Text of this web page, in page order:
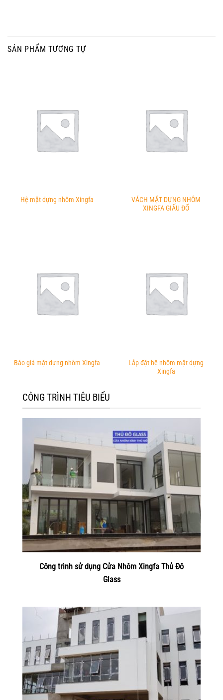
SẢN PHẨM TƯƠNG TỰ
Hệ mặt dựng nhôm Xingfa
VÁCH MẶT DỰNG NHÔM
XINGFA GIẤU ĐỐ
Báo giá mặt dựng nhôm Xingfa
Lắp đặt hệ nhôm mặt dựng
Xingfa
CÔNG TRÌNH TIÊU BIỂU
Công trình sử dụng Cửa Nhôm Xingfa Thủ Đô
Glass